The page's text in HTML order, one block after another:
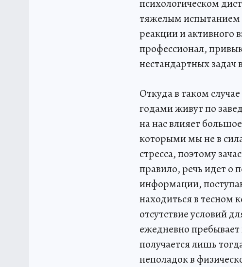
психологическом
тяжелым испытанием
реакции и активного
профессионал,
нестандартных
Откуда в таком
годами живут по
на нас влияет
которыми мы не в
стресса, поэтому
правило, речь идет о
информации,
находиться в тесном
отсутствие условий
ежедневно пребывает
получается лишь
неполадок в